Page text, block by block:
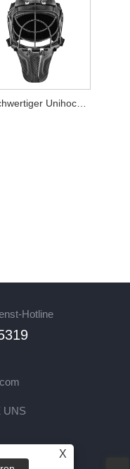
Hochwertiger Unihockey-Helm aus 100 % Kohlefaser
Hotline
UNS
X